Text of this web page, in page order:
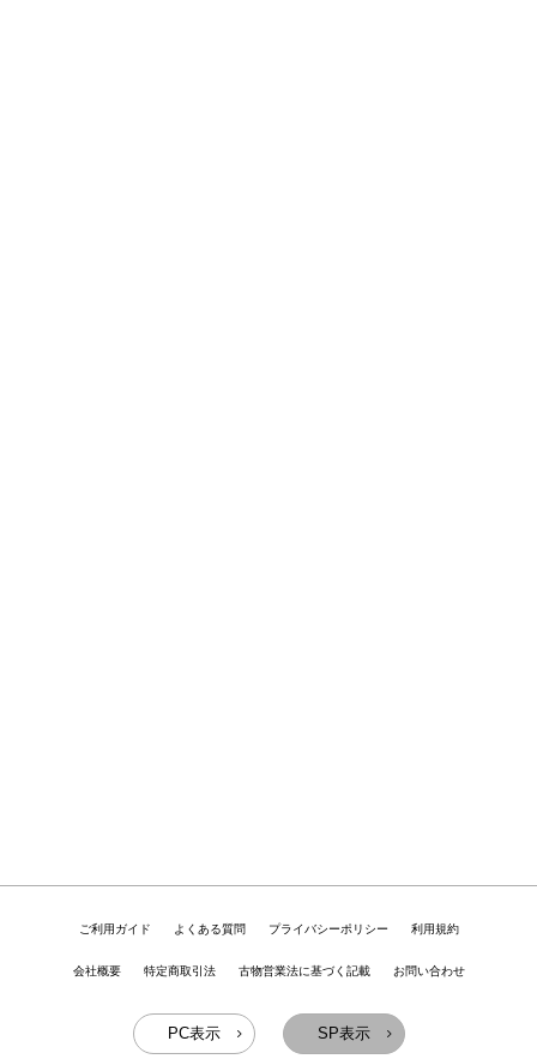
ご利用ガイド よくある質問 プライバシーポリシー 利用規約
会社概要 特定商取引法 古物営業法に基づく記載 お問い合わせ
PC表示 SP表示